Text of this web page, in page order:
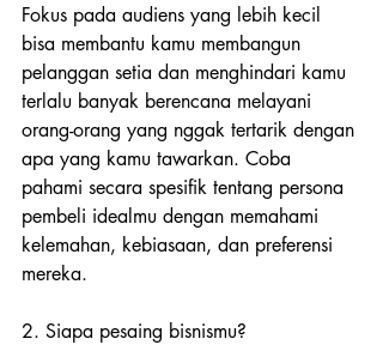
Fokus pada audiens yang lebih kecil
bisa membantu kamu membangun
pelanggan setia dan menghindari kamu
terlalu banyak berencana melayani
orang-orang yang nggak tertarik dengan
apa yang kamu tawarkan. Coba
pahami secara spesifik tentang persona
pembeli idealmu dengan memahami
kelemahan, kebiasaan, dan preferensi
mereka.
2. Siapa pesaing bisnismu?